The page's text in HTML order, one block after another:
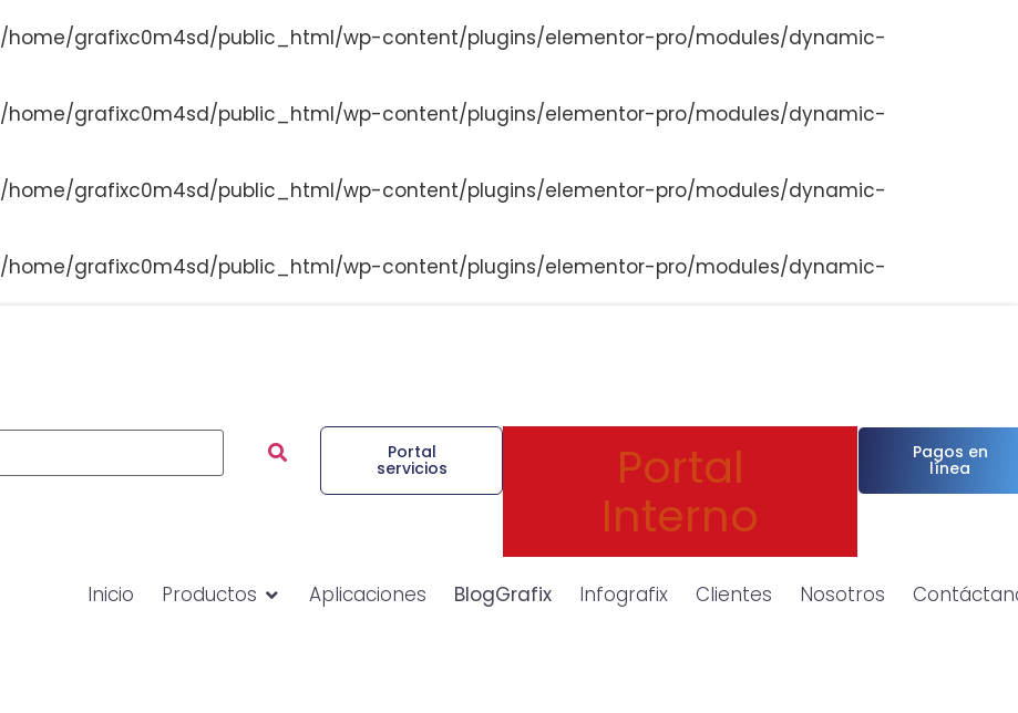
/home/grafixc0m4sd/public_html/wp-content/plugins/elementor-pro/modules/dynamic-
/home/grafixc0m4sd/public_html/wp-content/plugins/elementor-pro/modules/dynamic-
/home/grafixc0m4sd/public_html/wp-content/plugins/elementor-pro/modules/dynamic-
/home/grafixc0m4sd/public_html/wp-content/plugins/elementor-pro/modules/dynamic-
Portal
servicios Portal
Interno
Pagos en
línea
Inicio Productos Aplicaciones BlogGrafix Infografix Clientes Nosotros